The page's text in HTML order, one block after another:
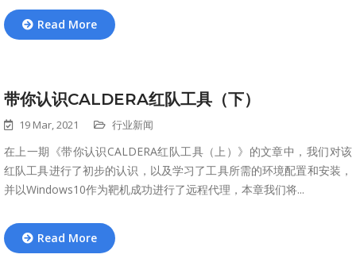
Read More
带你认识CALDERA红队工具（下）
19 Mar, 2021 行业新闻
在上一期《带你认识CALDERA红队工具（上）》的文章中，我们对该
红队工具进行了初步的认识，以及学习了工具所需的环境配置和安装，
并以Windows10作为靶机成功进行了远程代理，本章我们将...
Read More